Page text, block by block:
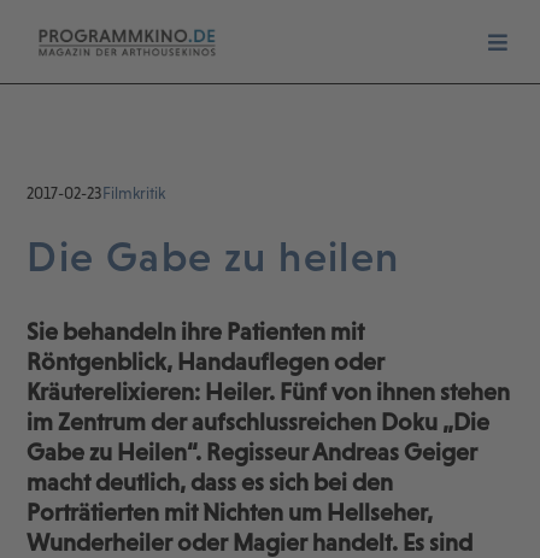
2017-02-23Filmkritik
Die Gabe zu heilen
Sie behandeln ihre Patienten mit
Röntgenblick, Handauflegen oder
Kräuterelixieren: Heiler. Fünf von ihnen stehen
im Zentrum der aufschlussreichen Doku „Die
Gabe zu Heilen“. Regisseur Andreas Geiger
macht deutlich, dass es sich bei den
Porträtierten mit Nichten um Hellseher,
Wunderheiler oder Magier handelt. Es sind